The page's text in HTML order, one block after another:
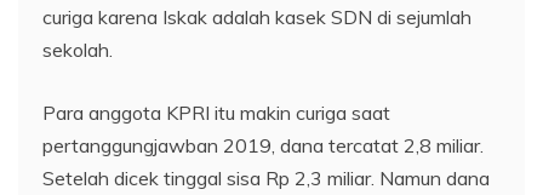
curiga karena Iskak adalah kasek SDN di sejumlah
sekolah.
Para anggota KPRI itu makin curiga saat
pertanggungjawban 2019, dana tercatat 2,8 miliar.
Setelah dicek tinggal sisa Rp 2,3 miliar. Namun dana